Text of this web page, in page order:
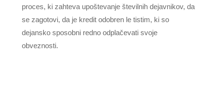
proces, ki zahteva upoštevanje številnih dejavnikov, da
se zagotovi, da je kredit odobren le tistim, ki so
dejansko sposobni redno odplačevati svoje
obveznosti.